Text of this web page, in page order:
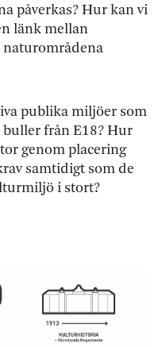
påverkas? Hur kan vi
länk mellan
naturområdena
publika miljöer som
från E18? Hur
genom placering
samtidigt som de
i stort?